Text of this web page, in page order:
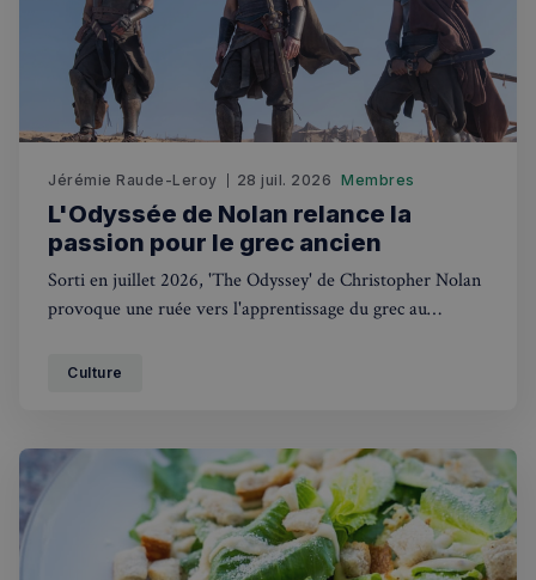
Jérémie Raude-Leroy 28 juil. 2026 Membres
L'Odyssée de Nolan relance la
passion pour le grec ancien
Sorti en juillet 2026, 'The Odyssey' de Christopher Nolan
provoque une ruée vers l'apprentissage du grec au
cinéma.
Culture